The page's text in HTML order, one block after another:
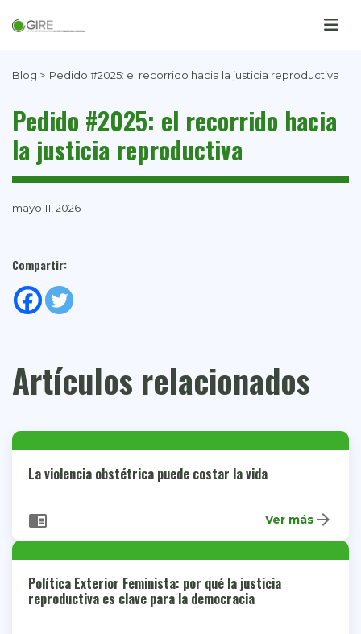
Blog > Pedido #2025: el recorrido hacia la justicia reproductiva
Pedido #2025: el recorrido hacia
la justicia reproductiva
mayo 11, 2026
Compartir:
Artículos relacionados
La violencia obstétrica puede costar la vida
chrome_reader_mode Ver más arrow_forward
Política Exterior Feminista: por qué la justicia
reproductiva es clave para la democracia